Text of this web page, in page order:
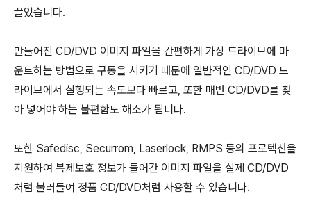
끌었습니다.
만들어진 CD/DVD 이미지 파일을 간편하게 가상 드라이브에 마
운트하는 방법으로 구동을 시키기 때문에 일반적인 CD/DVD 드
라이브에서 실행되는 속도보다 빠르고, 또한 매번 CD/DVD를 찾
아 넣어야 하는 불편함도 해소가 됩니다.
또한 Safedisc, Securrom, Laserlock, RMPS 등의 프로텍션을
지원하여 복제보호 정보가 들어간 이미지 파일을 실제 CD/DVD
처럼 불러들여 정품 CD/DVD처럼 사용할 수 있습니다.